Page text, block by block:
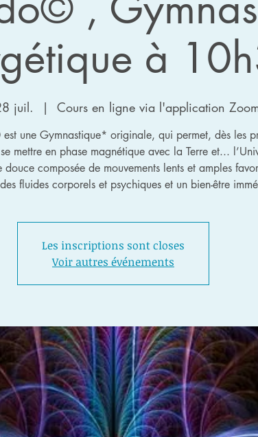
à
juil.
  |
Cours en ligne via l'application
une Gymnastique* originale, qui permet, dès les
mettre en phase magnétique avec la Terre et...
douce composée de mouvements lents et amples
fluides corporels et psychiques et un bien-être
Les inscriptions sont closes
Voir autres événements